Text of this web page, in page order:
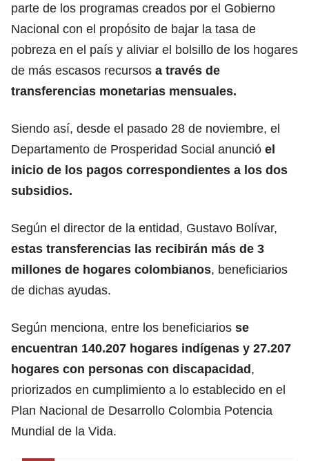
parte de los programas creados por el Gobierno
Nacional con el propósito de bajar la tasa de
pobreza en el país y aliviar el bolsillo de los hogares
de más escasos recursos a través de
transferencias monetarias mensuales.
Siendo así, desde el pasado 28 de noviembre, el
Departamento de Prosperidad Social anunció el
inicio de los pagos correspondientes a los dos
subsidios.
Según el director de la entidad, Gustavo Bolívar,
estas transferencias las recibirán más de 3
millones de hogares colombianos, beneficiarios
de dichas ayudas.
Según menciona, entre los beneficiarios se
encuentran 140.207 hogares indígenas y 27.207
hogares con personas con discapacidad,
priorizados en cumplimiento a lo establecido en el
Plan Nacional de Desarrollo Colombia Potencia
Mundial de la Vida.